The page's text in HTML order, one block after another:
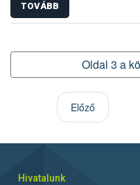
TOVÁBB
Oldal 3 a
Előző
Hivatalunk